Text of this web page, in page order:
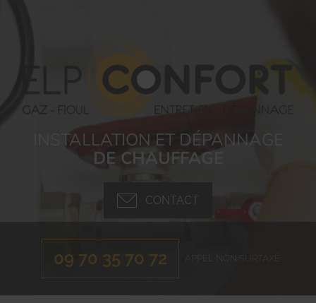
INSTALLATION ET DÉPANNAGE
DE CHAUFFAGE
09 70 35 70 72 APPEL NON SURTAXÉ
CONTACT